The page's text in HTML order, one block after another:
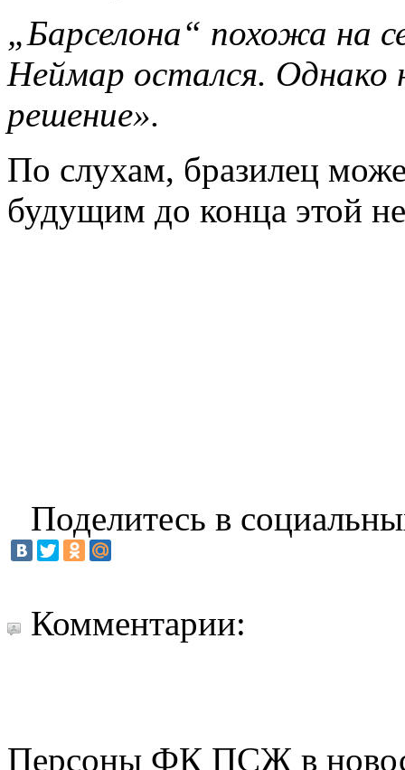
„Барселона“ похожа на
Неймар остался.
решение».
По слухам, бразилец
будущим до конца этой
Поделитесь в
Комментарии:
Персоны ФК ПСЖ в